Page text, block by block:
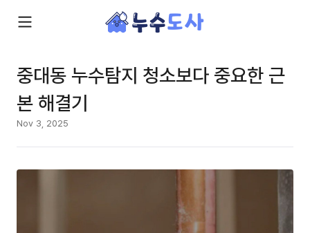
중대동 누수탐지 청소보다 중요한 근
본 해결기
Nov 3, 2025